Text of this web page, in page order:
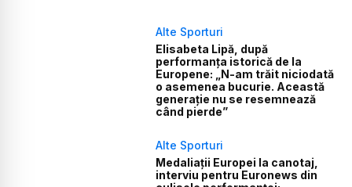
Alte Sporturi
Elisabeta Lipă, după
performanța istorică de la
Europene: „N-am trăit niciodată
o asemenea bucurie. Această
generație nu se resemnează
când pierde”
Alte Sporturi
Medaliații Europei la canotaj,
interviu pentru Euronews din